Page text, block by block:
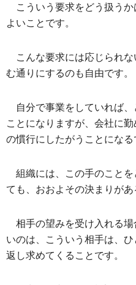
こういう要求をどう扱う
よいことです。
こんな要求には応じられ
む通りにするのも自由です。
自分で事業をしていれば
ことになりますが、会社に
の慣行にしたがうことになる
組織には、この手のこと
ても、おおよその決まりがあ
相手の望みを受け入れる
いのは、こういう相手は、
返し求めてくることです。